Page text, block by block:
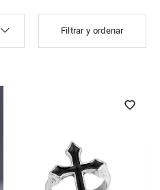
Filtrar y ordenar